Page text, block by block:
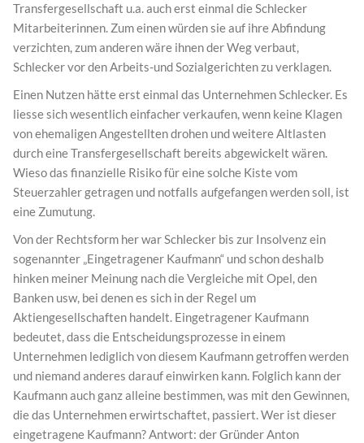
Transfergesellschaft u.a. auch erst einmal die Schlecker
Mitarbeiterinnen. Zum einen würden sie auf ihre Abfindung
verzichten, zum anderen wäre ihnen der Weg verbaut,
Schlecker vor den Arbeits-und Sozialgerichten zu verklagen.
Einen Nutzen hätte erst einmal das Unternehmen Schlecker. Es
liesse sich wesentlich einfacher verkaufen, wenn keine Klagen
von ehemaligen Angestellten drohen und weitere Altlasten
durch eine Transfergesellschaft bereits abgewickelt wären.
Wieso das finanzielle Risiko für eine solche Kiste vom
Steuerzahler getragen und notfalls aufgefangen werden soll, ist
eine Zumutung.
Von der Rechtsform her war Schlecker bis zur Insolvenz ein
sogenannter „Eingetragener Kaufmann“ und schon deshalb
hinken meiner Meinung nach die Vergleiche mit Opel, den
Banken usw, bei denen es sich in der Regel um
Aktiengesellschaften handelt. Eingetragener Kaufmann
bedeutet, dass die Entscheidungsprozesse in einem
Unternehmen lediglich von diesem Kaufmann getroffen werden
und niemand anderes darauf einwirken kann. Folglich kann der
Kaufmann auch ganz alleine bestimmen, was mit den Gewinnen,
die das Unternehmen erwirtschaftet, passiert. Wer ist dieser
eingetragene Kaufmann? Antwort: der Gründer Anton